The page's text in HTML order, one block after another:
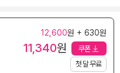
12,600원 + 630원
11,340원 쿠폰
첫 달 무료